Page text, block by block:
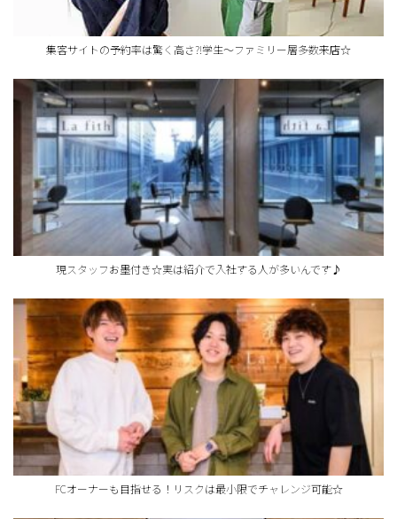
集客サイトの予約率は驚く高さ?!学生～ファミリー層多数来店☆
現スタッフお墨付き☆実は紹介で入社する人が多いんです♪
FCオーナーも目指せる！リスクは最小限でチャレンジ可能☆